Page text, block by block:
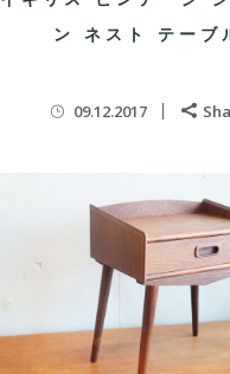
ン ネスト テーブ
09.12.2017